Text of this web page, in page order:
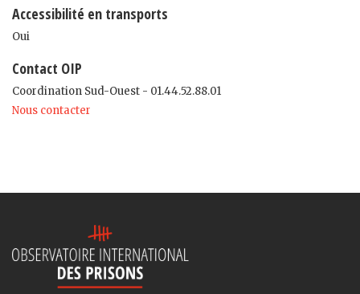
Accessibilité en transports
Oui
Contact OIP
Coordination Sud-Ouest - 01.44.52.88.01
Nous contacter